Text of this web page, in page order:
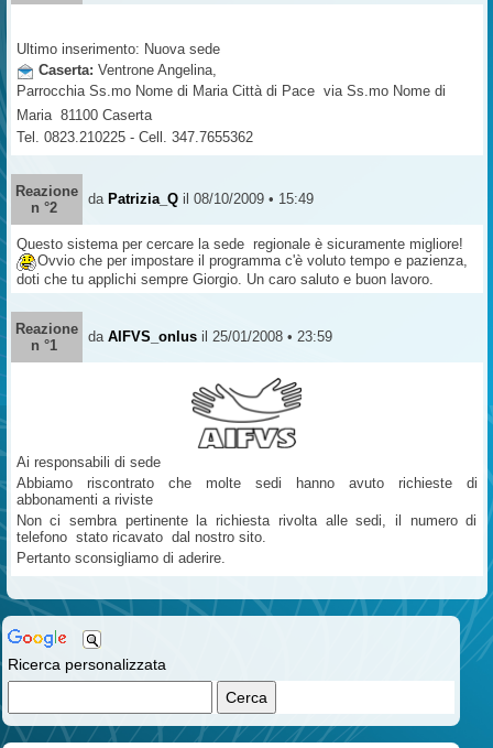
Ricerca personalizzata
Ultimo inserimento: Nuova sede
Caserta: Ventrone Angelina,
Parrocchia Ss.mo Nome di Maria Città di Pace  via Ss.mo Nome di
Maria  81100 Caserta
Tel. 0823.210225 - Cell. 347.7655362
Reazione
n °2
da Patrizia_Q il 08/10/2009 • 15:49
Questo sistema per cercare la sede regionale è sicuramente migliore!
Ovvio che per impostare il programma c'è voluto tempo e pazienza,
doti che tu applichi sempre Giorgio. Un caro saluto e buon lavoro.
Reazione
n °1
da AIFVS_onlus il 25/01/2008 • 23:59
Ai responsabili di sede
Abbiamo riscontrato che molte sedi hanno avuto richieste di
abbonamenti a riviste
Non ci sembra pertinente la richiesta rivolta alle sedi, il numero di
telefono stato ricavato dal nostro sito.
Pertanto sconsigliamo di aderire.